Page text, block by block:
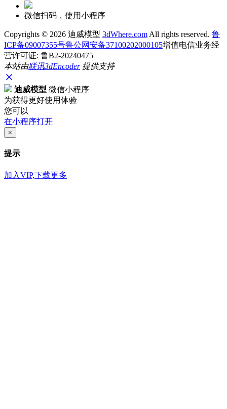
微信扫码，使用小程序
Copyrights © 2026 迪威模型 3dWhere.com All rights reserved. 鲁
ICP备09007355号鲁公网安备37100202000105增值电信业务经
营许可证: 鲁B2-20240475
本站由联讯3dEncoder提供支持
迪威模型 微信小程序
为获得更好使用体验
您可以
在小程序打开
×
提示
加入VIP,下载更多